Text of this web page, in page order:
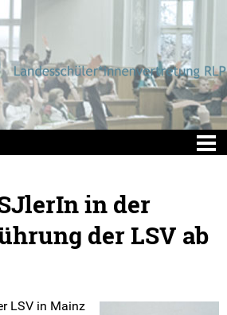
in der
der LSV ab
LSV in Mainz